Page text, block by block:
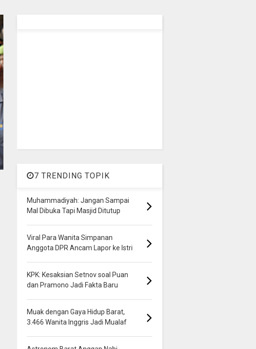
7 TRENDING TOPIK
Muhammadiyah: Jangan Sampai
Mal Dibuka Tapi Masjid Ditutup
Viral Para Wanita Simpanan
Anggota DPR Ancam Lapor ke Istri
KPK: Kesaksian Setnov soal Puan
dan Pramono Jadi Fakta Baru
Muak dengan Gaya Hidup Barat,
3.466 Wanita Inggris Jadi Mualaf